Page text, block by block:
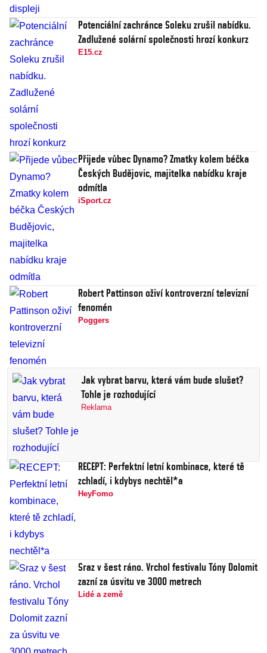
Potenciální zachránce Soleku zrušil nabídku.
Zadlužené solární společnosti hrozí konkurz
E15.cz
Přijede vůbec Dynamo? Zmatky kolem béčka
Českých Budějovic, majitelka nabídku kraje
odmítla
iSport.cz
Robert Pattinson oživí kontroverzní televizní
fenomén
Poggers
Jak vybrat barvu, která vám bude slušet?
Tohle je rozhodující
Reklama
RECEPT: Perfektní letní kombinace, které tě
zchladí, i kdybys nechtěl*a
HeyFomo
Sraz v šest ráno. Vrchol festivalu Tóny Dolomit
zazní za úsvitu ve 3000 metrech
Lidé a země